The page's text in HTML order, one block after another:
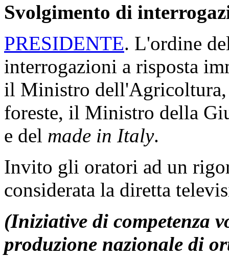
Svolgimento di
PRESIDENTE. L'ordine
interrogazioni a risposta
il Ministro dell'Agricoltura,
foreste, il Ministro della
e del made in Italy.
Invito gli oratori ad un
considerata la diretta
(Iniziative di competenza
produzione nazionale di